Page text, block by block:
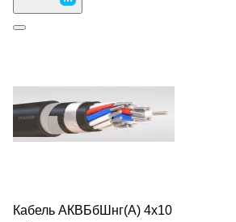
Кабель АКВБбШнг(А) 4х10